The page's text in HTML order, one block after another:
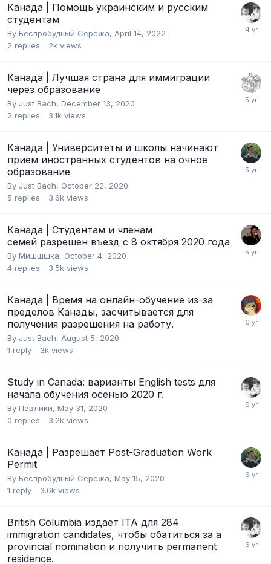
Канада | Помощь украинским и русским
студентам
By Беcпробудный Серёжа, April 14, 2022
2 replies 2k views
Канада | Лучшая страна для иммиграции
через образование
By Just Bach, December 13, 2020
2 replies 3.1k views
Канада | Университеты и школы начинают
прием иностранных студентов на очное
образование
By Just Bach, October 22, 2020
5 replies 3.6k views
Канада | Студентам и членам
семей разрешен въезд c 8 октября 2020 года
By Мишшшка, October 4, 2020
4 replies 3.5k views
Канада | Время на онлайн-обучение из-за
пределов Канады, засчитывается для
получения разрешения на работу.
By Just Bach, August 5, 2020
1 reply 3k views
Study in Canada: варианты English tests для
начала обучения осенью 2020 г.
By Павлики, May 31, 2020
0 replies 3.2k views
Канада | Разрешает Post-Graduation Work
Permit
By Беcпробудный Серёжа, May 15, 2020
1 reply 3.6k views
British Columbia издает ITA для 284
immigration candidates, чтобы обатиться за a
provincial nomination и получить permanent
residence.